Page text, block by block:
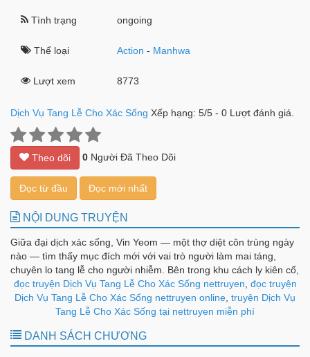
Tình trạng ongoing
Thể loại Action - Manhwa
Lượt xem 8773
Dịch Vụ Tang Lễ Cho Xác Sống Xếp hạng: 5/5 - 0 Lượt đánh giá.
Theo dõi 0 Người Đã Theo Dõi
Đọc từ đầu Đọc mới nhất
NỘI DUNG TRUYỆN
Giữa đại dịch xác sống, Vin Yeom — một thợ diệt côn trùng ngày
nào — tìm thấy mục đích mới với vai trò người làm mai táng,
chuyên lo tang lễ cho người nhiễm. Bên trong khu cách ly kiên cố,
anh và đội ngũ phải xoay xở trong thế giới hiểm ác, mang lại chút
an ủi cuối cùng cho những gia đình đang tang tóc.
đọc truyện Dịch Vụ Tang Lễ Cho Xác Sống nettruyen đọc truyện
Dịch Vụ Tang Lễ Cho Xác Sống nettruyen online truyện Dịch Vụ
Tang Lễ Cho Xác Sống tại nettruyen miễn phí
DANH SÁCH CHƯƠNG